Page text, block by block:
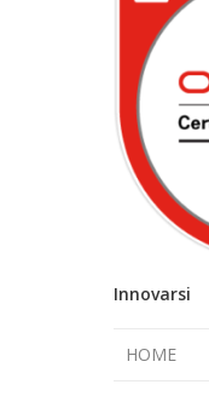
Innovarsi
HOME